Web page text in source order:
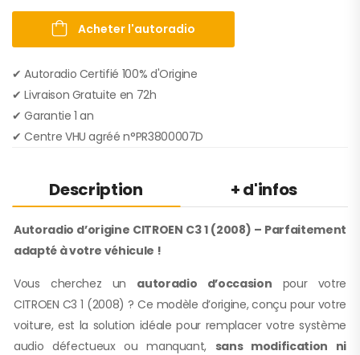
Acheter l'autoradio
✔ Autoradio Certifié 100% d'Origine
✔︎ Livraison Gratuite en 72h
✔︎ Garantie 1 an
✔︎ Centre VHU agréé n°PR3800007D
Description + d'infos
Autoradio d’origine CITROEN C3 1 (2008) – Parfaitement
adapté à votre véhicule !
Vous cherchez un autoradio d’occasion pour votre
CITROEN C3 1 (2008) ? Ce modèle d’origine, conçu pour votre
voiture, est la solution idéale pour remplacer votre système
audio défectueux ou manquant, sans modification ni